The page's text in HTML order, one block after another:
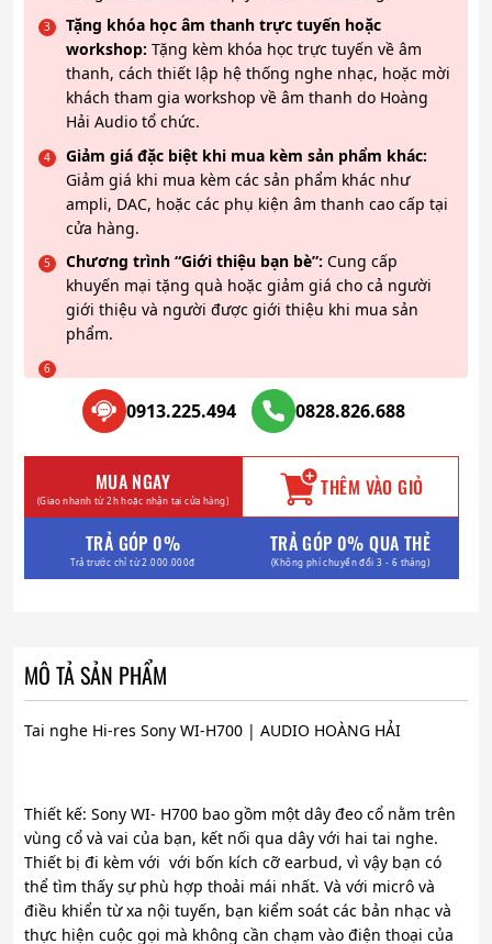
Tặng khóa học âm thanh trực tuyến hoặc
workshop: Tặng kèm khóa học trực tuyến về âm
thanh, cách thiết lập hệ thống nghe nhạc, hoặc mời
khách tham gia workshop về âm thanh do Hoàng
Hải Audio tổ chức.
Giảm giá đặc biệt khi mua kèm sản phẩm khác:
Giảm giá khi mua kèm các sản phẩm khác như
ampli, DAC, hoặc các phụ kiện âm thanh cao cấp tại
cửa hàng.
Chương trình “Giới thiệu bạn bè”: Cung cấp
khuyến mại tặng quà hoặc giảm giá cho cả người
giới thiệu và người được giới thiệu khi mua sản
phẩm.
0913.225.494 0828.826.688
MUA NGAY
(Giao nhanh từ 2h hoặc nhận tại cửa hàng) THÊM VÀO GIỎ
TRẢ GÓP 0%
Trả trước chỉ từ 2.000.000đ
TRẢ GÓP 0% QUA THẺ
(Không phí chuyển đổi 3 - 6 tháng)
MÔ TẢ SẢN PHẨM
Tai nghe Hi-res Sony WI-H700 | AUDIO HOÀNG HẢI
Thiết kế: Sony WI- H700 bao gồm một dây đeo cổ nằm trên
vùng cổ và vai của bạn, kết nối qua dây với hai tai nghe.
Thiết bị đi kèm với với bốn kích cỡ earbud, vì vậy bạn có
thể tìm thấy sự phù hợp thoải mái nhất. Và với micrô và
điều khiển từ xa nội tuyến, bạn kiểm soát các bản nhạc và
thực hiện cuộc gọi mà không cần chạm vào điện thoại của